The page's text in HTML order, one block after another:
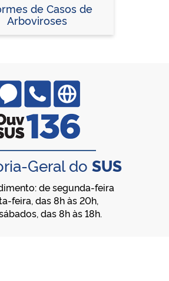
de Casos de
Arboviroses
Geral do SUS
de segunda-feira
feira, das 8h às 20h,
das 8h às 18h.